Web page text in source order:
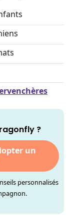
?
un
personnalisés